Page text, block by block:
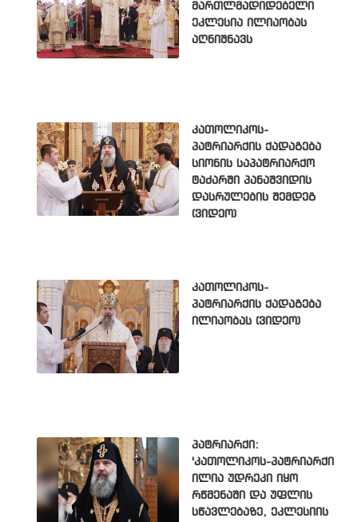
მართლმადიდებელი
ეკლესია ილიაობას
აღნიშნავს
კათოლიკოს-
პატრიარქის ქადაგება
სიონის საპატრიარქო
ტაძარში პანაშვიდის
დასრულების შემდეგ
(ვიდეო)
კათოლიკოს-
პატრიარქის ქადაგება
ილიაობას (ვიდეო)
პატრიარქი:
'კათოლიკოს-პატრიარქი
ილია უდრეკი იყო
რწმენაში და უფლის
სწავლებაზე, ეკლესიის